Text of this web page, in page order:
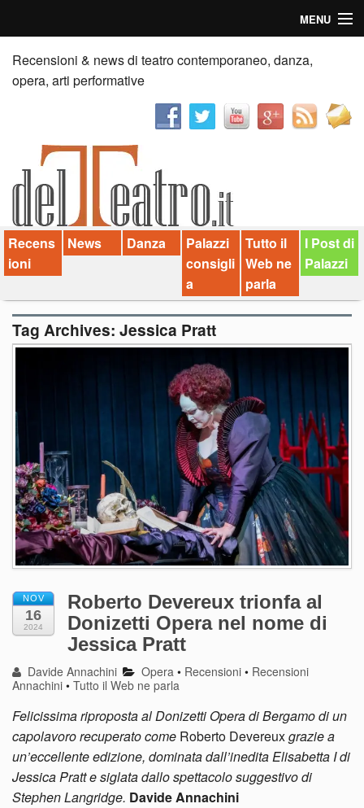
MENU
Home
Recensioni
News
Palazzi consiglia
Video
Chi siamo
Contatti
Recensioni & news di teatro contemporaneo, danza,
opera, arti performative
Recens
ioni
News Danza
Palazzi
consigli
a
Tutto il
Web ne
parla
I Post di
Palazzi
Tag Archives: Jessica Pratt
NOV
16
2024
Roberto Devereux trionfa al
Donizetti Opera nel nome di
Jessica Pratt
Davide Annachini Opera • Recensioni • Recensioni
Annachini • Tutto il Web ne parla
Felicissima riproposta al Donizetti Opera di Bergamo di un
capolavoro recuperato come Roberto Devereuxgrazie a
un’eccellente edizione, dominata dall’inedita Elisabetta I di
Jessica Pratt e siglata dallo spettacolo suggestivo di
Stephen Langridge. Davide Annachini